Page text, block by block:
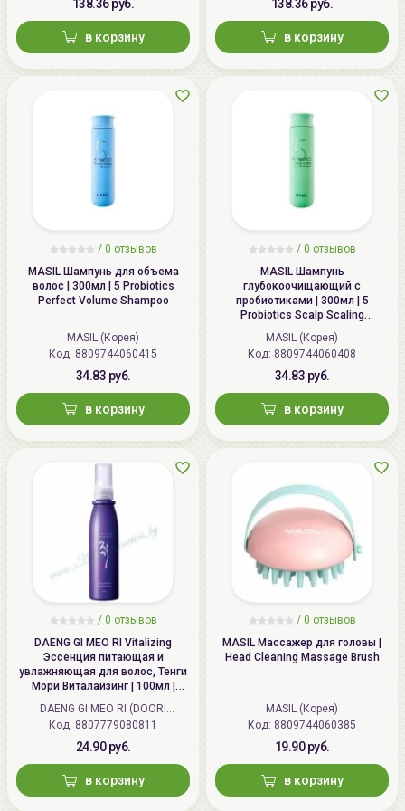
азиатской, экстракт полыни
горькой, экстракт листьев
винограда, экстракт листьев
мелии ацедарах, экстракт
цветов лаванды, экстракт
шиповника многоцветкового,
экстракт цветов мальвы лесной,
экстракт листьев/стебля
челнобородника лимонного,
экстракт цветов ромашки,
экстракт корня имбиря, экстракт
хвоща полевого, экстракт
мелилота, экстракт ройбоса,
экстракт листьев мыльнянки
лекарственной, экстракт листьев
боярышника лопатчатого,
экстракт листьев альпинии
церумбет, экстракт люффы
египетской, экстракт листьев
эвкалипта, экстракт листьев
гардении жасминовидной,
бутилен гликоль,
поликватерниум-10, хлорид
натрия, кокамидопропилбетаин,
лаурил бетаин, этанол, цитрат
натрия, лимонная кислота, EDTA-
Na, бензоат натрия, ароматизатор,
карамель
Дата
производства:
не указывается
Срок годности:
дату окончания срока годности
смотрите на упаковке
138.36 руб.
в корзину
138.36 руб.
в корзину
/ 0 отзывов
MASIL Шампунь для объема
волос | 300мл | 5 Probiotics
Perfect Volume Shampoo
MASIL (Корея)
Код: 8809744060415
34.83 руб.
в корзину
/ 0 отзывов
MASIL Шампунь
глубокоочищающий с
пробиотиками | 300мл | 5
Probiotics Scalp Scaling
Shampoo
MASIL (Корея)
Код: 8809744060408
34.83 руб.
в корзину
/ 0 отзывов
DAENG GI MEO RI Vitalizing
Эссенция питающая и
увлажняющая для волос, Тенги
Мори Виталайзинг | 100мл |
Vitalizing Hair Essence
DAENG GI MEO RI (DOORI
Cosmetics) (Корея)
Код: 8807779080811
24.90 руб.
в корзину
/ 0 отзывов
MASIL Массажер для головы |
Head Cleaning Massage Brush
MASIL (Корея)
Код: 8809744060385
19.90 руб.
в корзину